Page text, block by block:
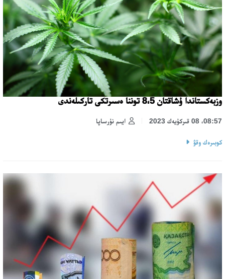
وزبەكستاندا ۇشاقتان 8،5 توننا ەسىرتكى تاركىلەندى
ايىم نۇرساپا 08:57، 08 قىركۇيەك 2023
كوبىرەك وقۋ